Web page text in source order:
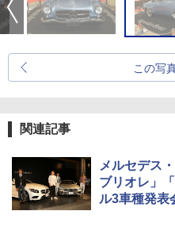
この写
関連記事
メルセデス
ブリオレ」
ル3車種発表